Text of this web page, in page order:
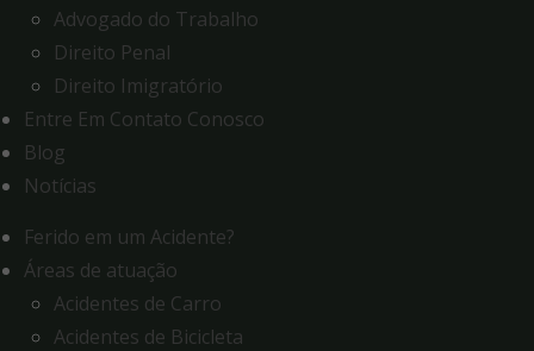
Advogado do Trabalho
Direito Penal
Direito Imigratório
Entre Em Contato Conosco
Blog
Notícias
Ferido em um Acidente?
Áreas de atuação
Acidentes de Carro
Acidentes de Bicicleta